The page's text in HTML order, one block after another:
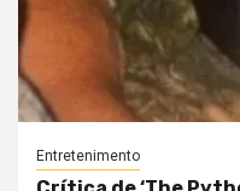
Entretenimento